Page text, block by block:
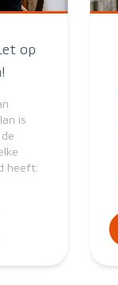
op
is
heeft: